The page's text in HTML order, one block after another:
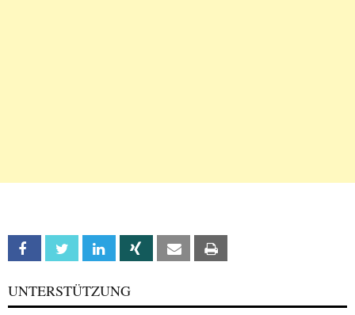
Facebook Twitter Linkedin Xing Email
UNTERSTÜTZUNG